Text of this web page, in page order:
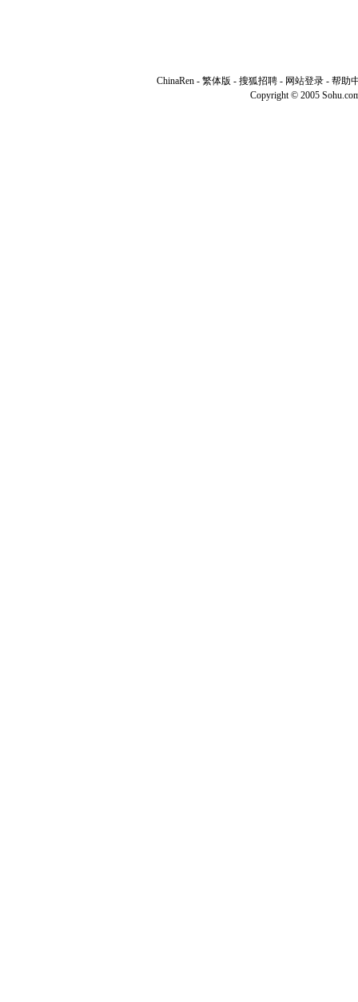
ChinaRen - 繁体版 - 搜狐招聘 - 网站登录 - 帮助
Copyright © 2005